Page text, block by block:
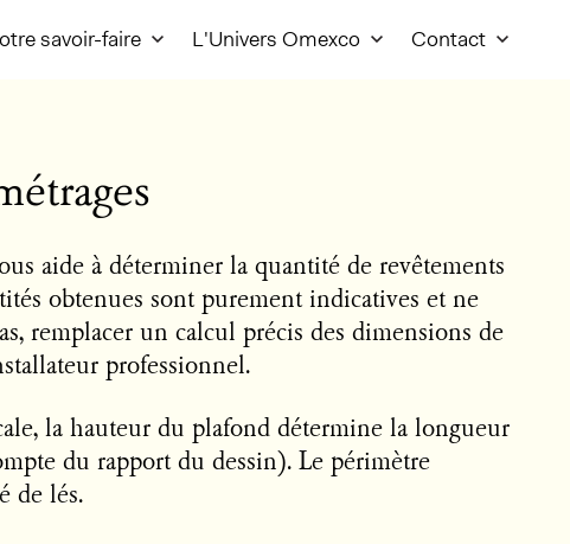
savoir-faire L'Univers Omexco Contact
aide à déterminer la quantité de revêtements
obtenues sont purement indicatives et ne
remplacer un calcul précis des dimensions de
professionnel.
la hauteur du plafond détermine la longueur
du rapport du dessin). Le périmètre
de lés.